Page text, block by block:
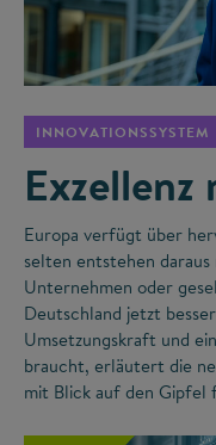
INNOVATIONSSYSTEM
Europa verfügt über
selten entstehen
Unternehmen oder
Deutschland jetzt
Umsetzungskraft und
braucht, erläutert die
mit Blick auf den Gipfel